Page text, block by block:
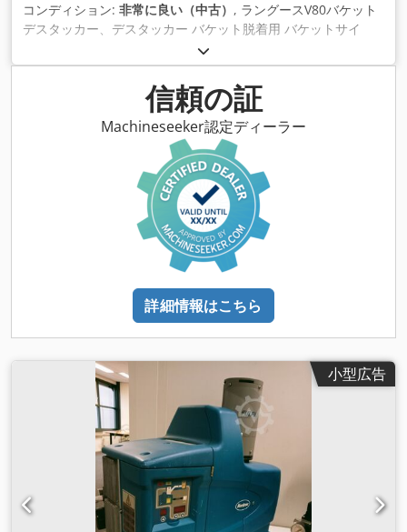
コンディション: 非常に良い（中古） , ラングースV80バケット
デスタッカー、デスタッカー バケット脱着用 バケットサイ
ズ：2.5～20L オートマチックハンドルアライメント
Dsdpfxjhikf Ho Ag Iock 生産直後の非常に良い状態!!!!
信頼の証
Machineseeker認定ディーラー
詳細情報はこちら
小型広告